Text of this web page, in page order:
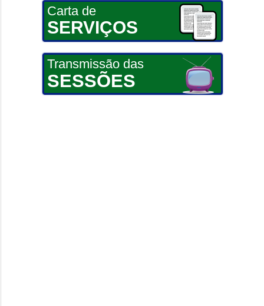
Carta de
SERVIÇOS
Transmissão das
SESSÕES